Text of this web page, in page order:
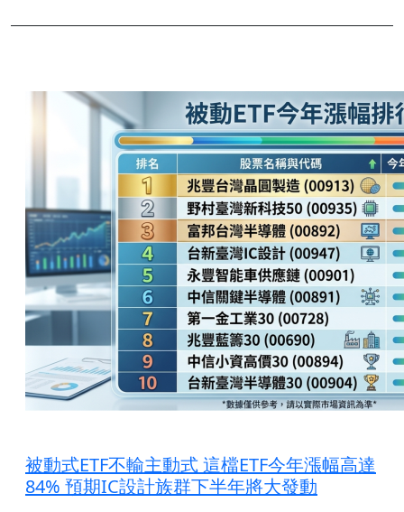
被動式ETF不輸主動式 這檔ETF今年漲幅高達
84% 預期IC設計族群下半年將大發動